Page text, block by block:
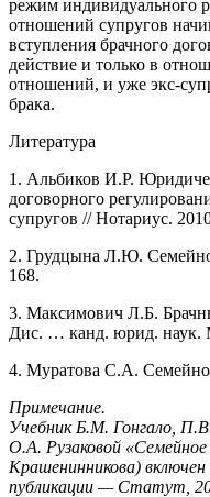
режим индивидуального
отношений супругов
вступления брачного
действие и только в
отношений, и уже экс-
брака.
Литература
1. Альбиков И.Р.
договорного
супругов // Нотариус.
2. Грудцына Л.Ю.
168.
3. Максимович Л.Б.
Дис. … канд. юрид. наук.
4. Муратова С.А.
Примечание.
Учебник Б.М. Гонгало,
О.А. Рузаковой
Крашенинникова)
публикации — Статут,